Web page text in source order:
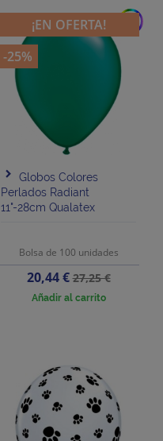
add
Globos Colores
Perlados Radiant
11"-28cm Qualatex
Bolsa de 100 unidades
Precio
20,44 €Precio
base
27,25 €
Añadir al carrito
¡EN OFERTA!
-25%